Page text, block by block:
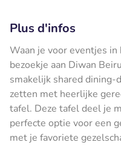
Plus d'infos
Waan je voor eventjes
bezoekje aan Diwan
smakelijk shared
zetten met heerlijke
tafel. Deze tafel deel je
perfecte optie voor een
met je favoriete